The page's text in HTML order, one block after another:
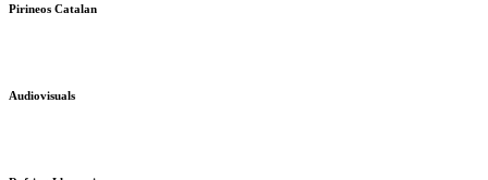
Pirineos Catalan
Audiovisuals